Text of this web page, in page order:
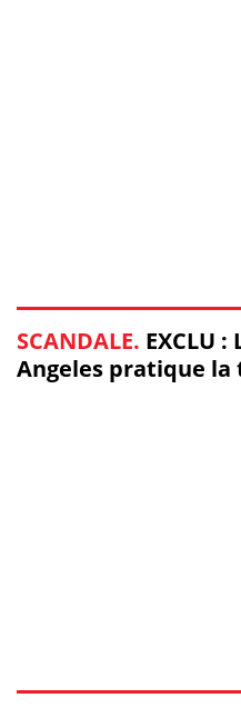
SCANDALE. EXCLU
Angeles pratique